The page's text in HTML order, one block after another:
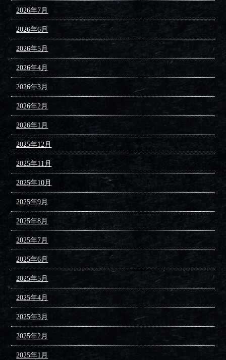
2026年7月
2026年6月
2026年5月
2026年4月
2026年3月
2026年2月
2026年1月
2025年12月
2025年11月
2025年10月
2025年9月
2025年8月
2025年7月
2025年6月
2025年5月
2025年4月
2025年3月
2025年2月
2025年1月